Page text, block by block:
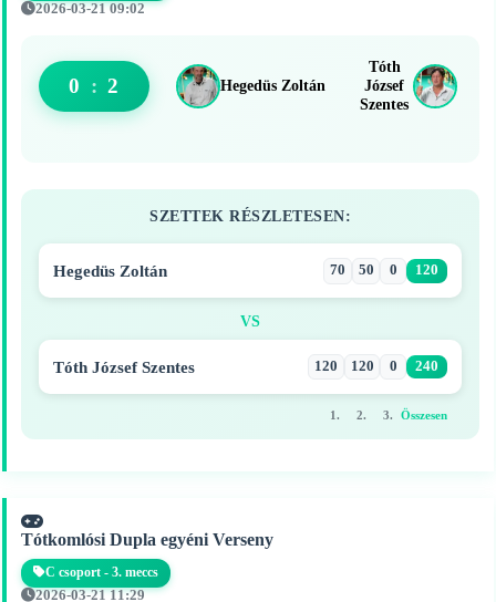
2026-03-21 09:02
Hegedüs Zoltán
0 : 2
Tóth
József
Szentes
SZETTEK RÉSZLETESEN:
Hegedüs Zoltán 70 50 0 120
VS
Tóth József Szentes 120 120 0 240
1. 2. 3. Összesen
Tótkomlósi Dupla egyéni Verseny
C csoport - 3. meccs
2026-03-21 11:29